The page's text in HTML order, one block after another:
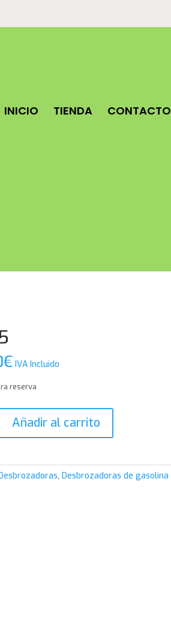
INICIO TIENDA CONTACTO
€ IVA Incluido
reserva
Añadir al carrito
,Desbrozadoras de gasolina